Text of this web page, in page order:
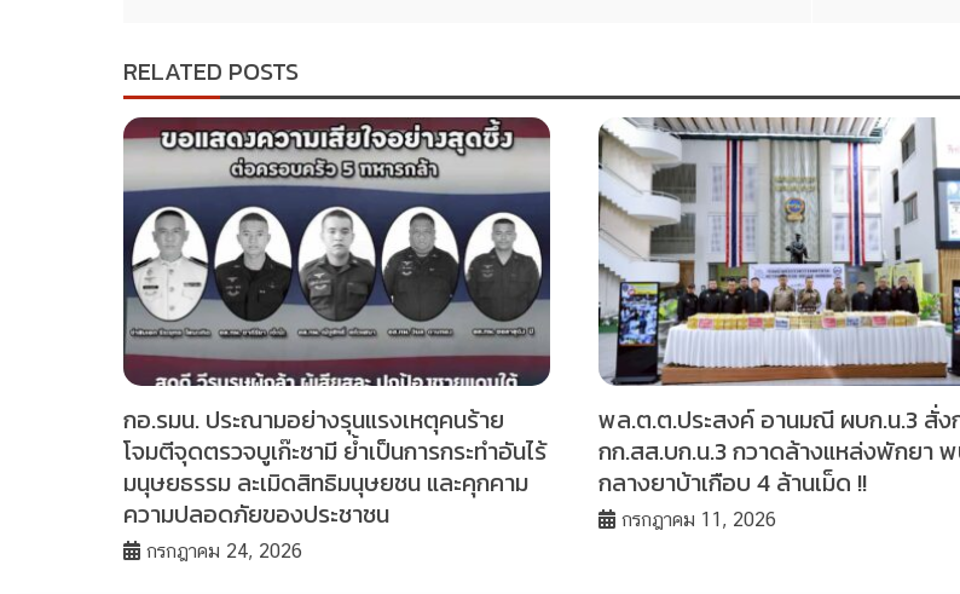
RELATED POSTS
กอ.รมน. ประณามอย่างรุนแรงเหตุคนร้าย
โจมตีจุดตรวจบูเก๊ะซามี ย้ำเป็นการกระทำอันไร้
มนุษยธรรม ละเมิดสิทธิมนุษยชน และคุกคาม
ความปลอดภัยของประชาชน
กรกฎาคม 24, 2026
พล.ต.ต.ประสงค์ อานมณี ผบก.น.3 สั่ง
กก.สส.บก.น.3 กวาดล้างแหล่งพักยา
กลางยาบ้าเกือบ 4 ล้านเม็ด !!
กรกฎาคม 11, 2026